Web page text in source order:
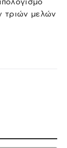
τριών μελών